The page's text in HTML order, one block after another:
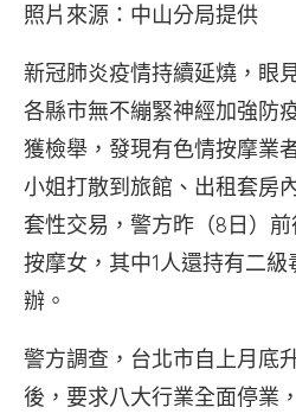
照片來源：中山分局提供
新冠肺炎疫情持續延燒，眼
各縣市無不繃緊神經加強防
獲檢舉，發現有色情按摩業
小姐打散到旅館、出租套房
套性交易，警方昨（8日）
按摩女，其中1人還持有二
辦。
警方調查，台北市自上月底
後，要求八大行業全面停業